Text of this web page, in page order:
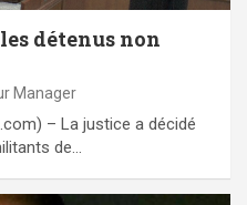
détenus non
Manager
– La justice a décidé
de…